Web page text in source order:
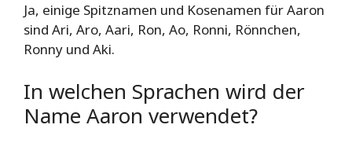
Ja, einige Spitznamen und Kosenamen für Aaron
sind Ari, Aro, Aari, Ron, Ao, Ronni, Rönnchen,
Ronny und Aki.
In welchen Sprachen wird der
Name Aaron verwendet?